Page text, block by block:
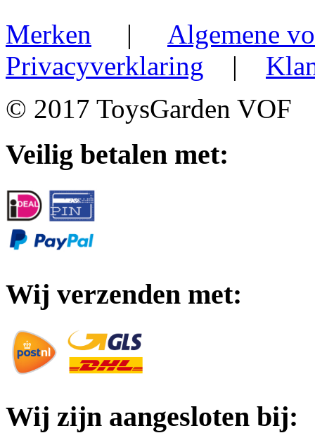
Merken | Algemene
Privacyverklaring |
© 2017 ToysGarden VOF
Veilig betalen met:
Wij verzenden met:
Wij zijn aangesloten bij: